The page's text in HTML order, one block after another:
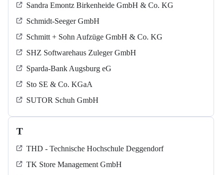
Sandra Emontz Birkenheide GmbH & Co. KG
Schmidt-Seeger GmbH
Schmitt + Sohn Aufzüge GmbH & Co. KG
SHZ Softwarehaus Zuleger GmbH
Sparda-Bank Augsburg eG
Sto SE & Co. KGaA
SUTOR Schuh GmbH
T
THD - Technische Hochschule Deggendorf
TK Store Management GmbH